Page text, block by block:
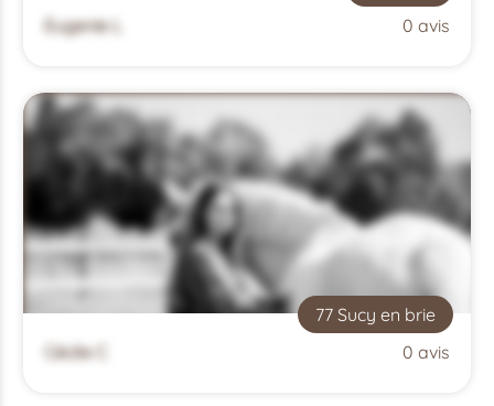
Eugenie L
0 avis
77 Sucy en brie
Cécile C
0 avis